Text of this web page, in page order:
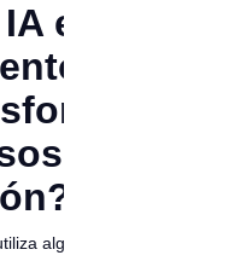
en el
y
de
algoritmos y